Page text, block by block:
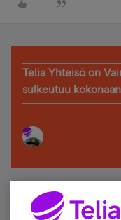
Telia Yhteisö on
sulkeutuu
Älä jää paitsi